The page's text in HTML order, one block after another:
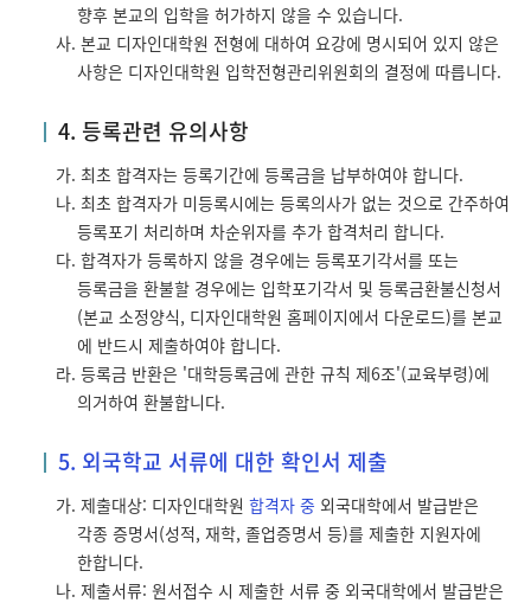
향후 본교의 입학을 허가하지 않을 수 있습니다.
사. 본교 디자인대학원 전형에 대하여 요강에 명시되어 있지 않은
사항은 디자인대학원 입학전형관리위원회의 결정에 따릅니다.
4. 등록관련 유의사항
가. 최초 합격자는 등록기간에 등록금을 납부하여야 합니다.
나. 최초 합격자가 미등록시에는 등록의사가 없는 것으로 간주하여
등록포기 처리하며 차순위자를 추가 합격처리 합니다.
다. 합격자가 등록하지 않을 경우에는 등록포기각서를 또는
등록금을 환불할 경우에는 입학포기각서 및 등록금환불신청서
(본교 소정양식, 디자인대학원 홈페이지에서 다운로드)를 본교
에 반드시 제출하여야 합니다.
라. 등록금 반환은 '대학등록금에 관한 규칙 제6조'(교육부령)에
의거하여 환불합니다.
5. 외국학교 서류에 대한 확인서 제출
가. 제출대상: 디자인대학원 합격자 중 외국대학에서 발급받은
각종 증명서(성적, 재학, 졸업증명서 등)를 제출한 지원자에
한합니다.
나. 제출서류: 원서접수 시 제출한 서류 중 외국대학에서 발급받은